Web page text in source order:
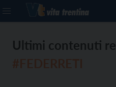
Ultimi contenuti